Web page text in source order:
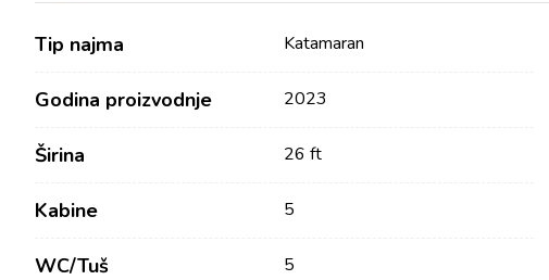
Tip najma Katamaran
Godina proizvodnje 2023
Širina 26 ft
Kabine 5
WC/Tuš 5